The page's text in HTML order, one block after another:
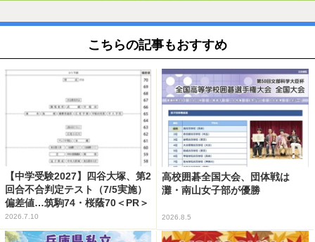
こちらの記事もおすすめ
【中学受験2027】四谷大塚、第2
回合不合判定テスト（7/5実施）
偏差値…筑駒74・桜蔭70＜PR＞
2026.7.10
高校囲碁全国大会、団体戦は
灘・南山女子部が優勝
2026.8.5